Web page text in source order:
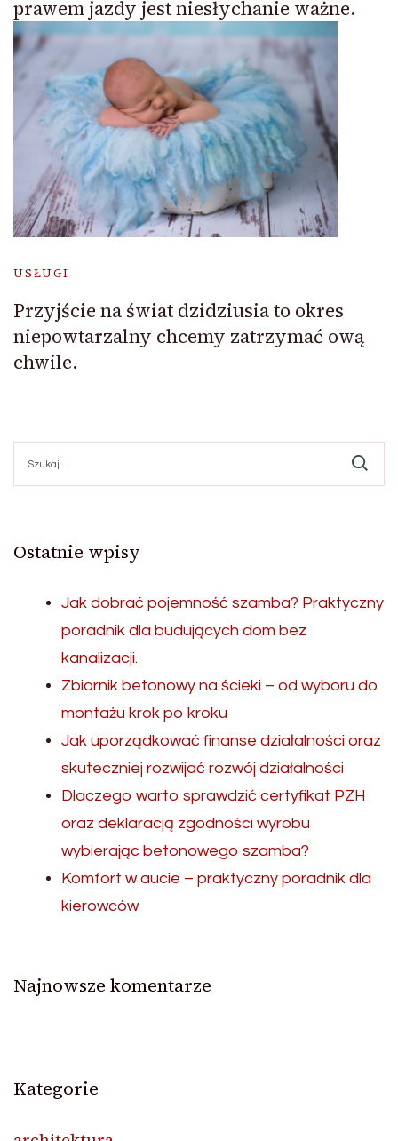
prawem jazdy jest niesłychanie ważne.
USŁUGI
Przyjście na świat dzidziusia to okres
niepowtarzalny chcemy zatrzymać ową
chwile.
Ostatnie wpisy
Jak dobrać pojemność szamba? Praktyczny
poradnik dla budujących dom bez
kanalizacji.
Zbiornik betonowy na ścieki – od wyboru do
montażu krok po kroku
Jak uporządkować finanse działalności oraz
skuteczniej rozwijać rozwój działalności
Dlaczego warto sprawdzić certyfikat PZH
oraz deklaracją zgodności wyrobu
wybierając betonowego szamba?
Komfort w aucie – praktyczny poradnik dla
kierowców
Najnowsze komentarze
Kategorie